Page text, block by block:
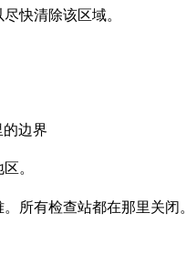
快清除该区域。
边界
。
所有检查站都在那里关闭。